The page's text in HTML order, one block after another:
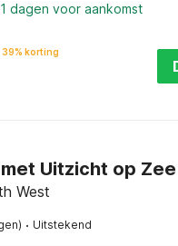
dagen voor aankomst
39% korting
Uitzicht op Zee
West
· Uitstekend